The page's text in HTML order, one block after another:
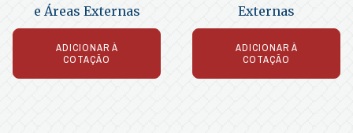
e Áreas Externas
ADICIONAR À
COTAÇÃO
Externas
ADICIONAR À
COTAÇÃO